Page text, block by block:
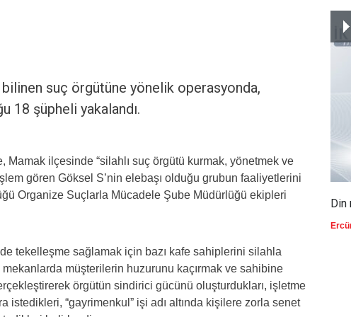
suç örgütüne yönelik operasyonda,
18 şüpheli yakalandı.
ilçesinde “silahlı suç örgütü kurmak, yönetmek ve
gören Göksel S’nin elebaşı olduğu grubun faaliyetlerini
Organize Suçlarla Mücadele Şube Müdürlüğü ekipleri
tekelleşme sağlamak için bazı kafe sahiplerini silahla
müşterilerin huzurunu kaçırmak ve sahibine
örgütün sindirici gücünü oluşturdukları, işletme
istedikleri, “gayrimenkul” işi adı altında kişilere zorla senet
Din